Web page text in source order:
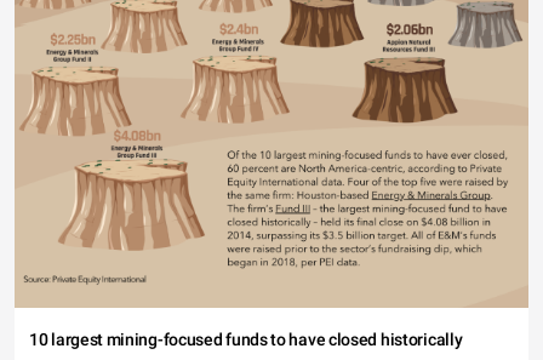
10 largest mining-focused funds to have closed historically